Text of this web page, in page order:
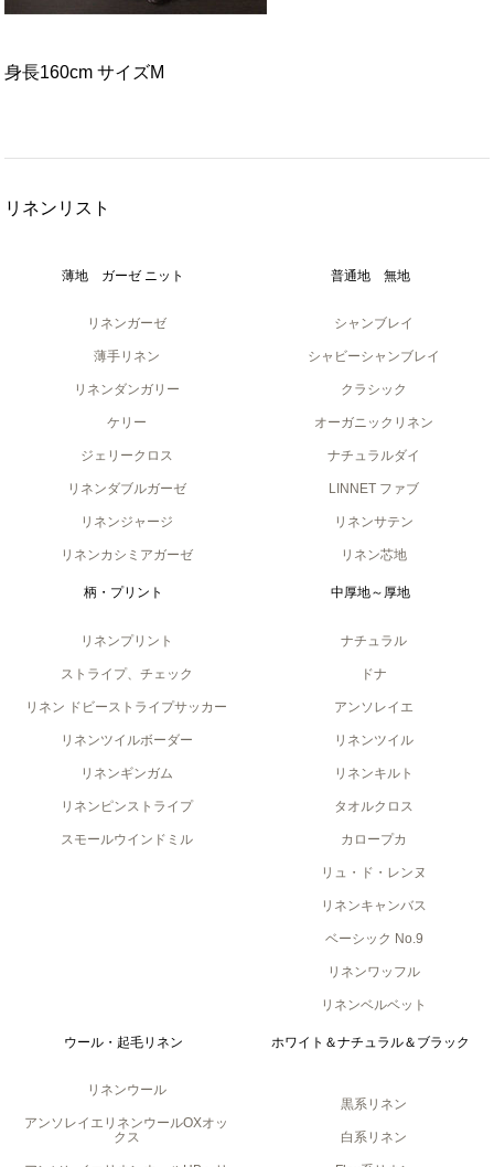
身長160cm サイズM
リネンリスト
薄地 ガーゼ ニット
リネンガーゼ
薄手リネン
リネンダンガリー
ケリー
ジェリークロス
リネンダブルガーゼ
リネンジャージ
リネンカシミアガーゼ
普通地 無地
シャンブレイ
シャビーシャンブレイ
クラシック
オーガニックリネン
ナチュラルダイ
LINNET ファブ
リネンサテン
リネン芯地
柄・プリント
リネンプリント
ストライプ、チェック
リネン ドビーストライプサッカー
リネンツイルボーダー
リネンギンガム
リネンピンストライプ
スモールウインドミル
中厚地～厚地
ナチュラル
ドナ
アンソレイエ
リネンツイル
リネンキルト
タオルクロス
カロープカ
リュ・ド・レンヌ
リネンキャンバス
ベーシック No.9
リネンワッフル
リネンベルベット
ウール・起毛リネン
リネンウール
アンソレイエリネンウールOXオッ
クス
ホワイト＆ナチュラル＆ブラック
黒系リネン
白系リネン